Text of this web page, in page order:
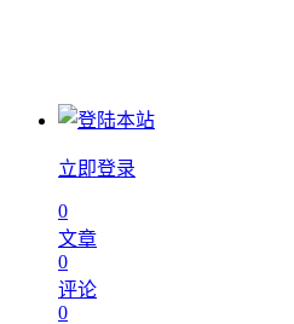
立即登录
0
文章
0
评论
0